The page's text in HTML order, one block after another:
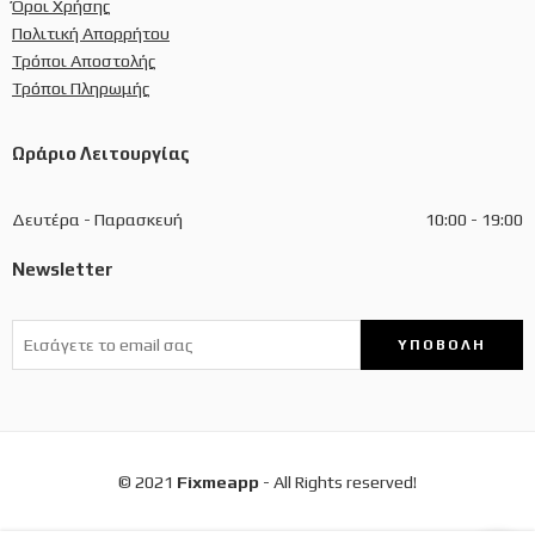
Όροι Χρήσης
Πολιτική Απορρήτου
Τρόποι Αποστολής
Τρόποι Πληρωμής
Ωράριο Λειτουργίας
Δευτέρα - Παρασκευή 10:00 - 19:00
Newsletter
© 2021 Fixmeapp - All Rights reserved!